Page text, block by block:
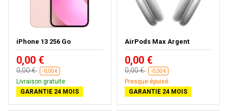
iPhone 13 256 Go
0,00 €
0,00 € -0,00 €
Livraison gratuite
GARANTIE 24 MOIS
AirPods Max Argent
0,00 €
0,00 € -0,00 €
Presque épuisé
GARANTIE 24 MOIS